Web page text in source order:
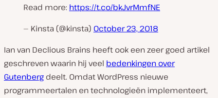
Read more: https://t.co/bkJvrMmfNE
— Kinsta (@kinsta) October 23, 2018
Ian van Declious Brains heeft ook een zeer goed artikel
geschreven waarin hij veel bedenkingen over
Gutenberg deelt. Omdat WordPress nieuwe
programmeertalen en technologieën implementeert,